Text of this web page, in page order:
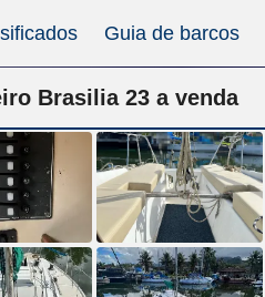
Guia de barcos
Brasilia 23 a venda